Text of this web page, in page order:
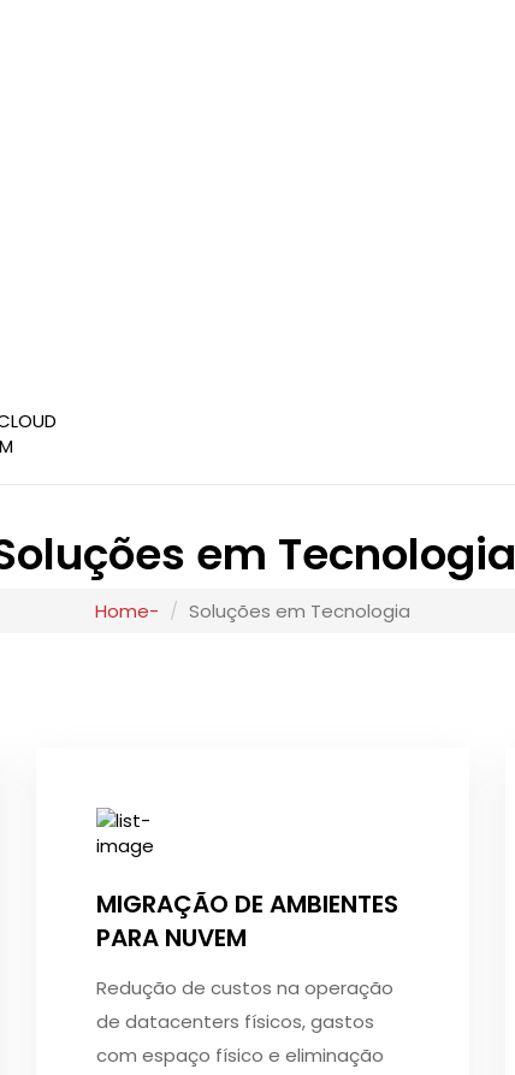
em Tecnologia
Home Soluções em Tecnologia
MIGRAÇÃO DE AMBIENTES
PARA NUVEM
Redução de custos na operação
de datacenters físicos, gastos
com espaço físico e eliminação